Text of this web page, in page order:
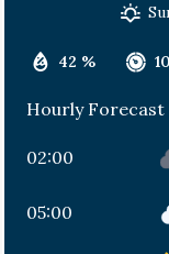
42 %
Hourly Forecast
02:00
05:00